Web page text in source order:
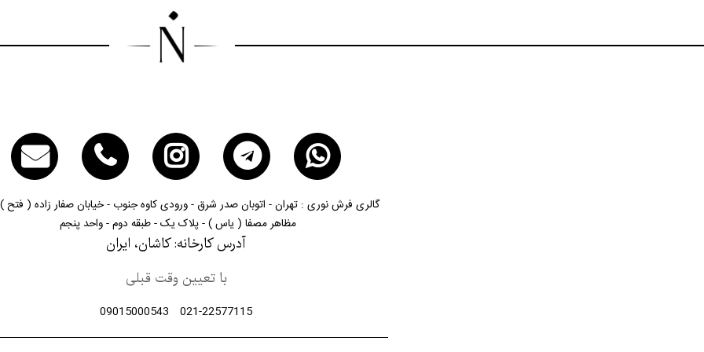
گالری فرش نوری : تهران - اتوبان صدر شرق - ورودی کاوه جنوب - خیابان صفار زاده ( فتح
مظاهر مصفا ( یاس ) - پلاک یک - طبقه دوم - واحد پنجم
آدرس کارخانه: کاشان، ایران
با تعیین وقت قبلی
021-22577115
09015000543